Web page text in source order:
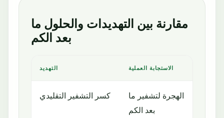
مقارنة بين التهديدات والحلول ما
بعد الكم
التهديد الاستجابة العملية
كسر التشفير التقليدي
الهجرة لتشفير ما
بعد الكم